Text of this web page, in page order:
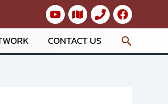
CONTACT US Search